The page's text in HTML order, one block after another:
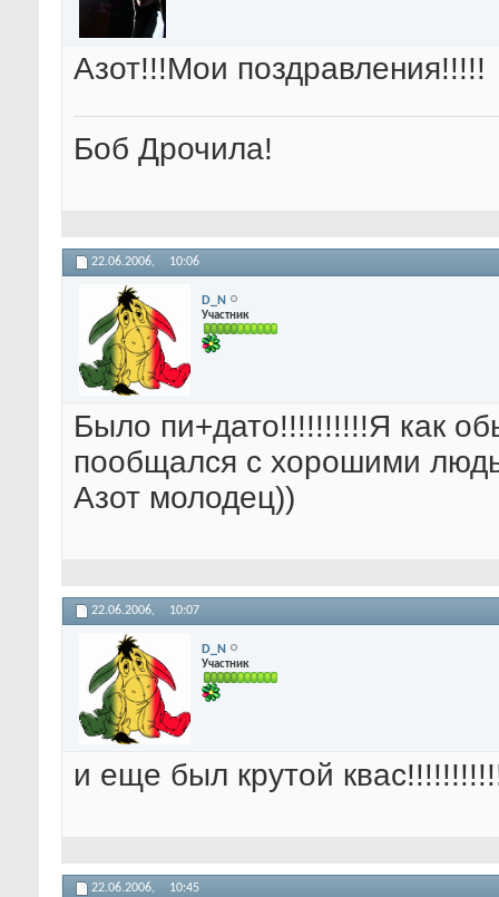
Азот!!!Мои поздравления!!!!!
Боб Дрочила!
22.06.2006, 10:06
D_N
Участник
Было пи+дато!!!!!!!!!!Я как
пообщался с хорошими
Азот молодец))
22.06.2006, 10:07
D_N
Участник
и еще был крутой
22.06.2006, 10:45